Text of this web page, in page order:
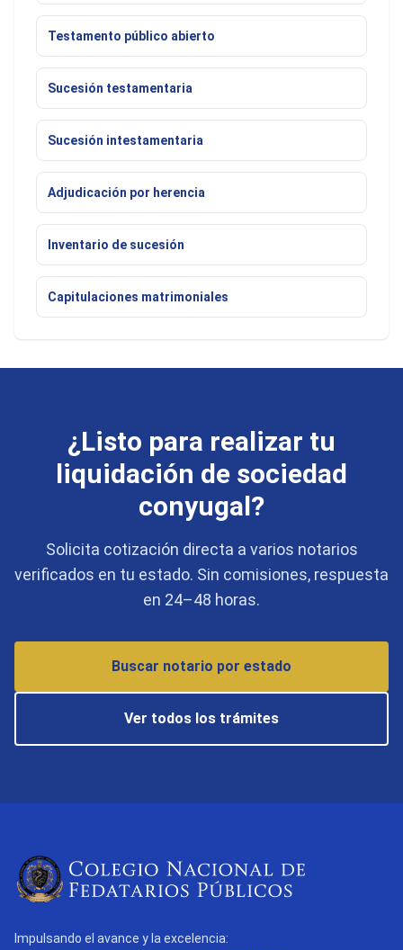
Testamento público abierto
Sucesión testamentaria
Sucesión intestamentaria
Adjudicación por herencia
Inventario de sucesión
Capitulaciones matrimoniales
¿Listo para realizar tu
liquidación de sociedad
conyugal?
Solicita cotización directa a varios notarios
verificados en tu estado. Sin comisiones, respuesta
en 24–48 horas.
Buscar notario por estado
Ver todos los trámites
Impulsando el avance y la excelencia: